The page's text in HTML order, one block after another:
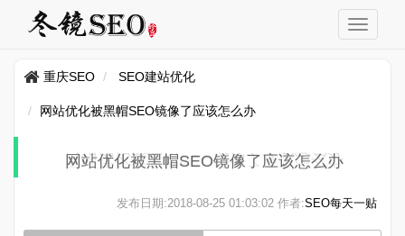
重庆SEO SEO建站优化
网站优化被黑帽SEO镜像了应该怎么办
网站优化被黑帽SEO镜像了应该怎么办
发布日期:2018-08-25 01:03:02 作者:SEO每天一贴